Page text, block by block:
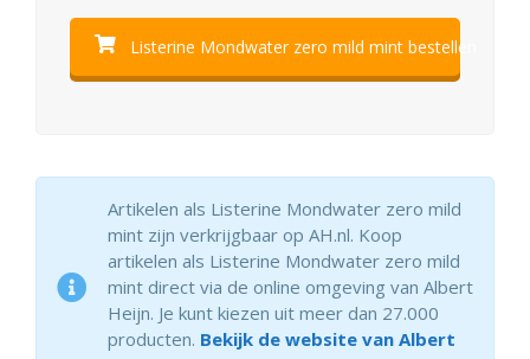
Listerine Mondwater zero mild mint bestellen
Artikelen als Listerine Mondwater zero mild
mint zijn verkrijgbaar op AH.nl. Koop
artikelen als Listerine Mondwater zero mild
mint direct via de online omgeving van Albert
Heijn. Je kunt kiezen uit meer dan 27.000
producten. Bekijk de website van Albert